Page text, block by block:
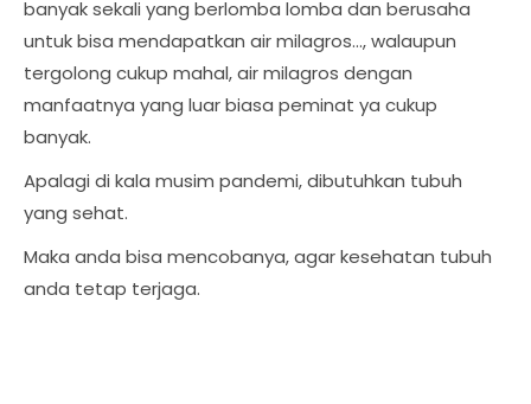
banyak sekali yang berlomba lomba dan berusaha
untuk bisa mendapatkan air milagros..., walaupun
tergolong cukup mahal, air milagros dengan
manfaatnya yang luar biasa peminat ya cukup
banyak.
Apalagi di kala musim pandemi, dibutuhkan tubuh
yang sehat.
Maka anda bisa mencobanya, agar kesehatan tubuh
anda tetap terjaga.